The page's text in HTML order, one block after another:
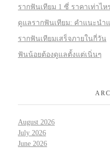
รากฟันเทียม 1 ซี่ ราคาเท่าไห
ดูแลรากฟันเทียม: คำแนะนำ
รากฟันเทียมเสร็จภายในกี่วัน
ฟันน้อยต้องดูแลตั้งแต่เนิ่นๆ
August 2026
July 2026
June 2026